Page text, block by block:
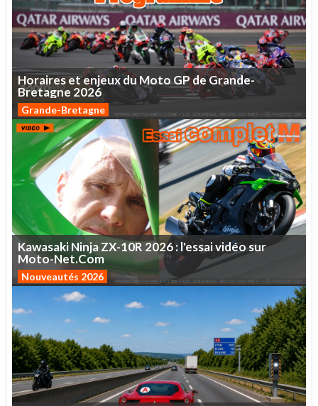
HorairesetenjeuxduMotoGPdeGrande-
Bretagne 2026
Grande-Bretagne
KawasakiNinjaZX-10R2026:l'essaividéosur
Moto-Net.Com
Nouveautés 2026